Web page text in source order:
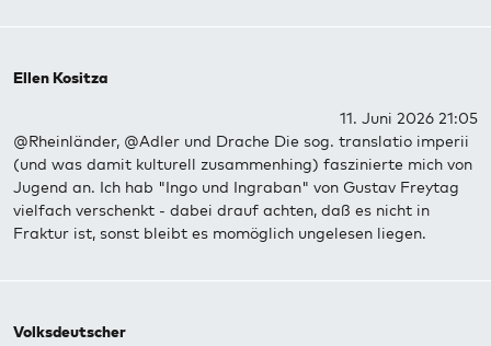
Ellen Kositza
11. Juni 2026 21:05
@Rheinländer, @Adler und Drache Die sog. translatio imperii
(und was damit kulturell zusammenhing) faszinierte mich von
Jugend an. Ich hab "Ingo und Ingraban" von Gustav Freytag
vielfach verschenkt - dabei drauf achten, daß es nicht in
Fraktur ist, sonst bleibt es momöglich ungelesen liegen.
Volksdeutscher